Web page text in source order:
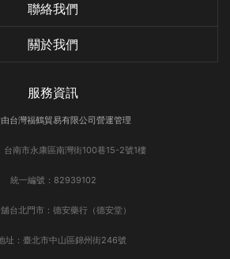
聯絡我們
關於我們
服務資訊
台灣福鶴貿易有限公司營運管理
台南市永康區南灣街100巷15-2號1樓
統一編號：82939102
台北門市：德安藥行（德安堂）
址：臺北市中山區錦州街246號